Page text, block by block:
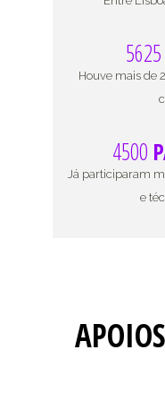
5625
Houve mais de
4500
Já participaram
e